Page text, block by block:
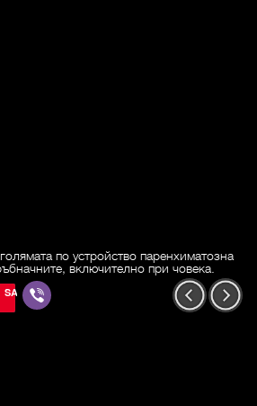
по устройство паренхиматозна
включително при човека.
SAVE